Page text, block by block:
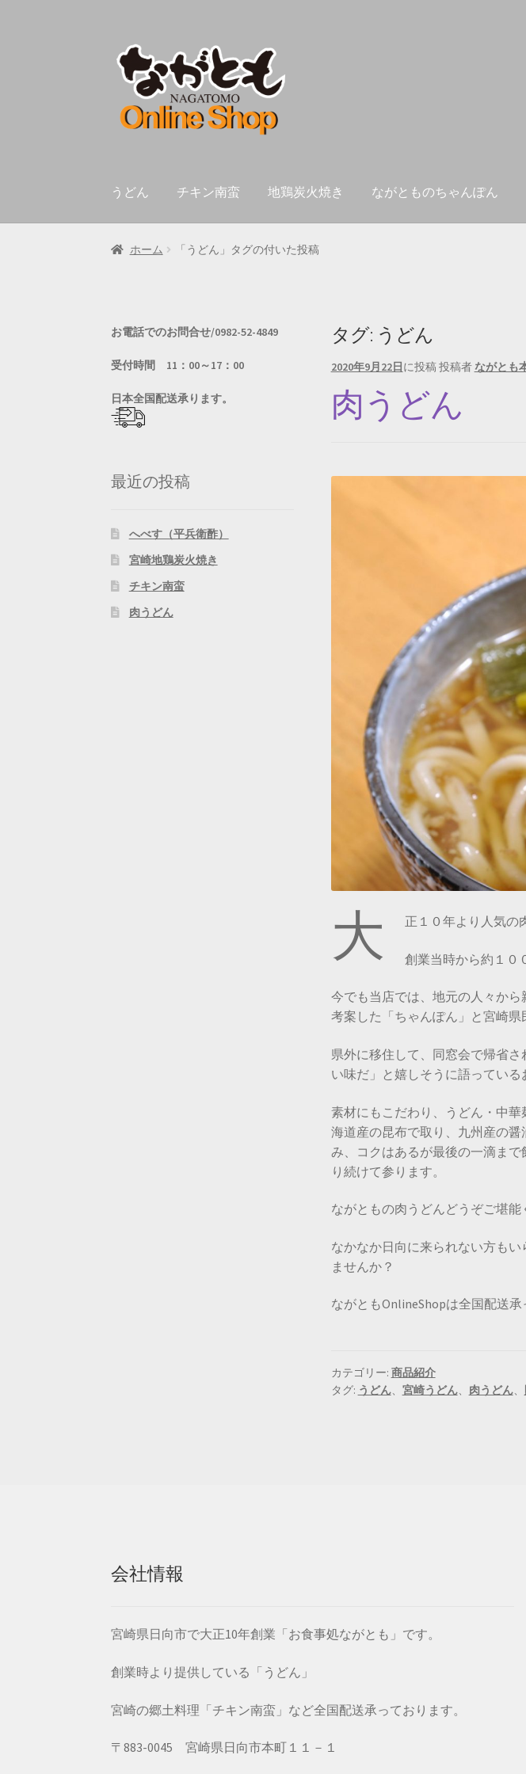
ビ
ゲ
シ
ス
キ
プ
ン
テ
ツ
ッ
プ
うどん チキン南蛮 地鶏炭火焼き ながとものちゃんぽん
ホーム 「うどん」タグの付いた投稿
タグ: うどん
2020年9月22日 に投稿投稿者 ながとも
肉うどん
大 正１０年より人気の
創業当時から約１０
今でも当店では、地元の人々か
考案した「ちゃんぽん」と宮崎県
県外に移住して、同窓会で帰省
い味だ」と嬉しそうに語っている
素材にもこだわり、うどん・中
海道産の昆布で取り、九州産の
み、コクはあるが最後の一滴ま
り続けて参ります。
ながともの肉うどんどうぞご堪
なかなか日向に来られない方も
ませんか？
ながともOnlineShopは全国配送
カテゴリー: 商品紹介
タグ: うどん、 宮崎うどん、 肉うどん、
お電話でのお問合せ/0982-52-4849
受付時間 11：00～17：00
日本全国配送承ります。
最近の投稿
へべす（平兵衛酢）
宮崎地鶏炭火焼き
チキン南蛮
肉うどん
会社情報
宮崎県日向市で大正10年創業「お食事処ながとも」です。
創業時より提供している「うどん」
宮崎の郷土料理「チキン南蛮」など全国配送承っております。
〒883-0045 宮崎県日向市本町１１－１